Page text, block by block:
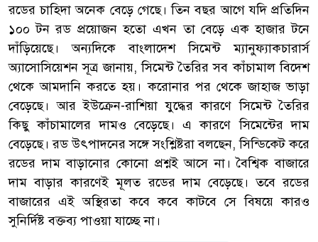
রডের চাহিদা অনেক বেড়ে গেছে। তিন বছর আগে যদি প্রতিদিন
১০০ টন রড প্রয়োজন হতো এখন তা বেড়ে এক হাজার টনে
দাঁড়িয়েছে। অন্যদিকে বাংলাদেশ সিমেন্ট ম্যানুফ্যাকচারার্স
অ্যাসোসিয়েশন সূত্র জানায়, সিমেন্ট তৈরির সব কাঁচামাল বিদেশ
থেকে আমদানি করতে হয়। করোনার পর থেকে জাহাজ ভাড়া
বেড়েছে। আর ইউক্রেন-রাশিয়া যুদ্ধের কারণে সিমেন্ট তৈরির
কিছু কাঁচামালের দামও বেড়েছে। এ কারণে সিমেন্টের দাম
বেড়েছে। রড উৎপাদনের সঙ্গে সংশ্লিষ্টরা বলছেন, সিন্ডিকেট করে
রডের দাম বাড়ানোর কোনো প্রশ্নই আসে না। বৈশ্বিক বাজারে
দাম বাড়ার কারণেই মূলত রডের দাম বেড়েছে। তবে রডের
বাজারের এই অস্থিরতা কবে কবে কাটবে সে বিষয়ে কারও
সুনির্দিষ্ট বক্তব্য পাওয়া যাচ্ছে না।